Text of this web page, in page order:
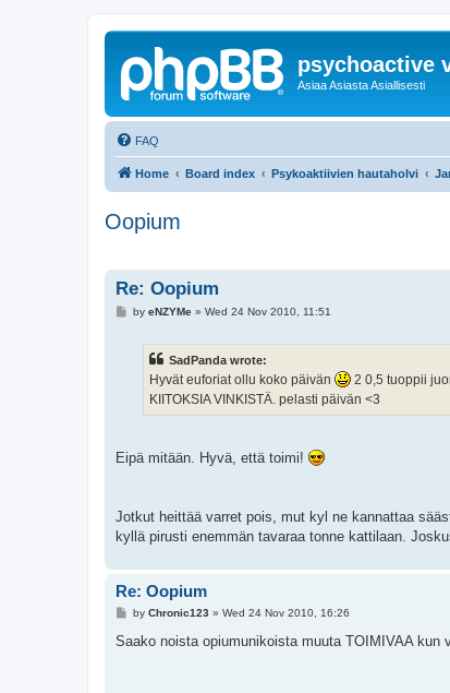
psychoactive
Asiaa Asiasta Asiallisesti
FAQ
Home Board index Psykoaktiivien hautaholvi
Oopium
Re: Oopium
Pby eNZYMe» Wed 24 Nov 2010, 11:51
SadPanda wrote:
Hyvät euforiat ollu koko päivän 2 0,5 tuoppii
KIITOKSIA VINKISTÄ. pelasti päivän <3
Eipä mitään. Hyvä, että toimi!
Jotkut heittää varret pois, mut kyl ne kannattaa
kyllä pirusti enemmän tavaraa tonne kattilaan.
Re: Oopium
P
s
by Chronic123 » Wed 24 Nov 2010, 16:26
Saako noista opiumunikoista muuta TOIMIVAA